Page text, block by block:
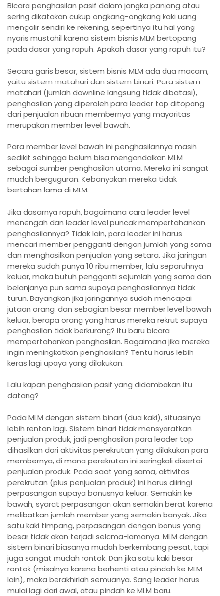
Bicara penghasilan pasif dalam jangka panjang atau
sering dikatakan cukup ongkang-ongkang kaki uang
mengalir sendiri ke rekening, sepertinya itu hal yang
nyaris mustahil karena sistem bisnis MLM bertopang
pada dasar yang rapuh. Apakah dasar yang rapuh itu?
Secara garis besar, sistem bisnis MLM ada dua macam,
yaitu sistem matahari dan sistem binari. Para sistem
matahari (jumlah downline langsung tidak dibatasi),
penghasilan yang diperoleh para leader top ditopang
dari penjualan ribuan membernya yang mayoritas
merupakan member level bawah.
Para member level bawah ini penghasilannya masih
sedikit sehingga belum bisa mengandalkan MLM
sebagai sumber penghasilan utama. Mereka ini sangat
mudah berguguran. Kebanyakan mereka tidak
bertahan lama di MLM.
Jika dasarnya rapuh, bagaimana cara leader level
menengah dan leader level puncak mempertahankan
penghasilannya? Tidak lain, para leader ini harus
mencari member pengganti dengan jumlah yang sama
dan menghasilkan penjualan yang setara. Jika jaringan
mereka sudah punya 10 ribu member, lalu separuhnya
keluar, maka butuh pengganti sejumlah yang sama dan
belanjanya pun sama supaya penghasilannya tidak
turun. Bayangkan jika jaringannya sudah mencapai
jutaan orang, dan sebagian besar member level bawah
keluar, berapa orang yang harus mereka rekrut supaya
penghasilan tidak berkurang? Itu baru bicara
mempertahankan penghasilan. Bagaimana jika mereka
ingin meningkatkan penghasilan? Tentu harus lebih
keras lagi upaya yang dilakukan.
Lalu kapan penghasilan pasif yang didambakan itu
datang?
Pada MLM dengan sistem binari (dua kaki), situasinya
lebih rentan lagi. Sistem binari tidak mensyaratkan
penjualan produk, jadi penghasilan para leader top
dihasilkan dari aktivitas perekrutan yang dilakukan para
membernya, di mana perekrutan ini seringkali disertai
penjualan produk. Pada saat yang sama, aktivitas
perekrutan (plus penjualan produk) ini harus diiringi
perpasangan supaya bonusnya keluar. Semakin ke
bawah, syarat perpasangan akan semakin berat karena
melibatkan jumlah member yang semakin banyak. Jika
satu kaki timpang, perpasangan dengan bonus yang
besar tidak akan terjadi selama-lamanya. MLM dengan
sistem binari biasanya mudah berkembang pesat, tapi
juga sangat mudah rontok. Dan jika satu kaki besar
rontok (misalnya karena berhenti atau pindah ke MLM
lain), maka berakhirlah semuanya. Sang leader harus
mulai lagi dari awal, atau pindah ke MLM baru.